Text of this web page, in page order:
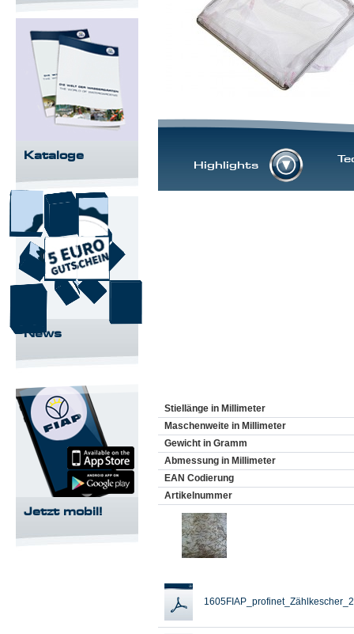
Highlights
Stiellänge in Millimeter
Maschenweite in Millimeter
Gewicht in Gramm
Abmessung in Millimeter
EAN Codierung
Artikelnummer
Kataloge
News
Jetzt mobil!